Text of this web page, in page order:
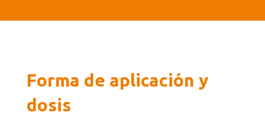
Forma de aplicación y
dosis